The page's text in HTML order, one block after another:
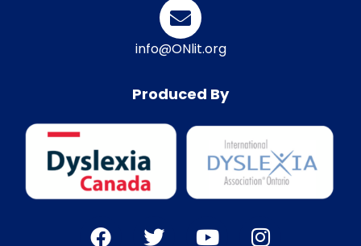
info@ONlit.org
Produced By